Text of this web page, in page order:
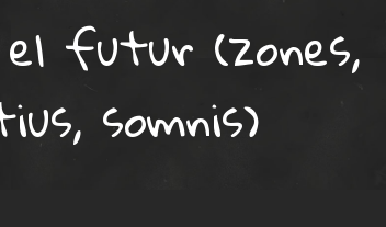
futur (zones,
somnis)